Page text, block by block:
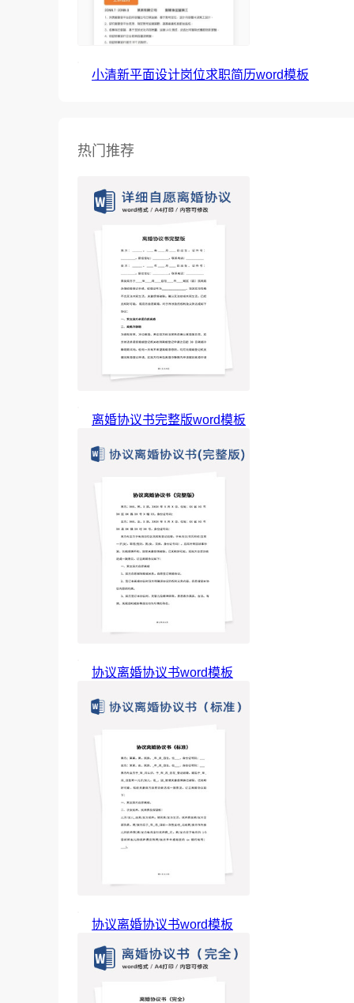
小清新平面设计岗位求职简历word模板
热门推荐
离婚协议书完整版word模板
协议离婚协议书word模板
协议离婚协议书word模板